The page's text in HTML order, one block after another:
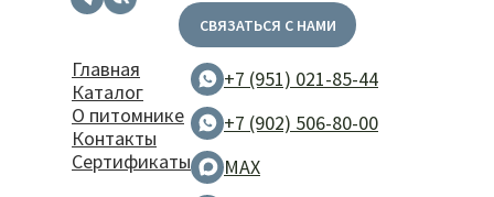
Главная
Каталог
О питомнике
Контакты
Сертификаты
+7 (951) 021-85-44
+7 (902) 506-80-00
MAX
СВЯЗАТЬСЯ С НАМИ